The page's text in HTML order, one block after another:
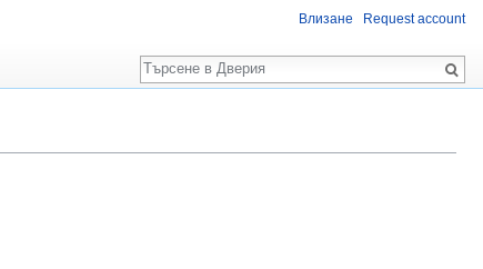
Влизане Request account
Търсене